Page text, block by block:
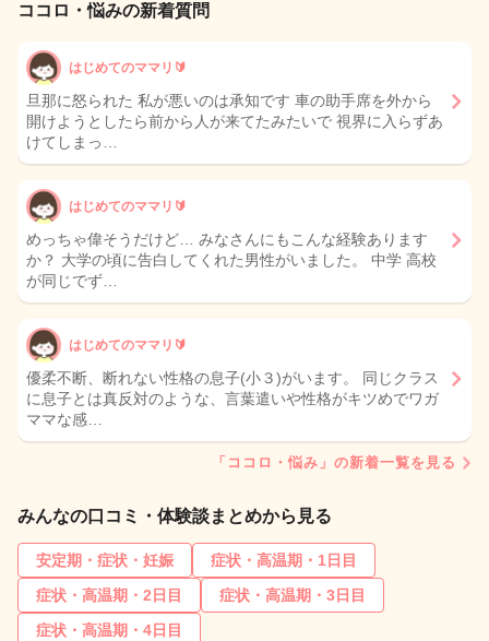
ココロ・悩みの新着質問
はじめてのママリ🔰
旦那に怒られた 私が悪いのは承知です 車の助手席を外から
開けようとしたら前から人が来てたみたいで 視界に入らずあ
けてしまっ…
はじめてのママリ🔰
めっちゃ偉そうだけど… みなさんにもこんな経験あります
か？ 大学の頃に告白してくれた男性がいました。 中学 高校
が同じでず…
はじめてのママリ🔰
優柔不断、断れない性格の息子(小３)がいます。 同じクラス
に息子とは真反対のような、言葉遣いや性格がキツめでワガ
ママな感…
「ココロ・悩み」の新着一覧を見る
みんなの口コミ・体験談まとめから見る
安定期・症状・妊娠
症状・高温期・1日目
症状・高温期・2日目
症状・高温期・3日目
症状・高温期・4日目